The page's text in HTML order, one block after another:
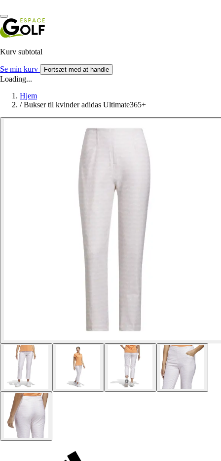
Kurv subtotal
Se min kurv Fortsæt med at handle
Loading...
Hjem
/ Bukser til kvinder adidas Ultimate365+